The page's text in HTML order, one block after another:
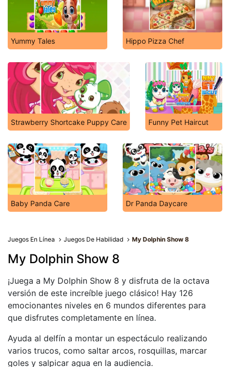
Yummy Tales Hippo Pizza Chef
Strawberry Shortcake Puppy Care Funny Pet Haircut
Baby Panda Care Dr Panda Daycare
Juegos En Línea Juegos De Habilidad My Dolphin Show 8
My Dolphin Show 8
¡Juega a My Dolphin Show 8 y disfruta de la octava
versión de este increíble juego clásico! Hay 126
emocionantes niveles en 6 mundos diferentes para
que disfrutes completamente en línea.
Ayuda al delfín a montar un espectáculo realizando
varios trucos, como saltar arcos, rosquillas, marcar
goles y salpicar agua en la audiencia.